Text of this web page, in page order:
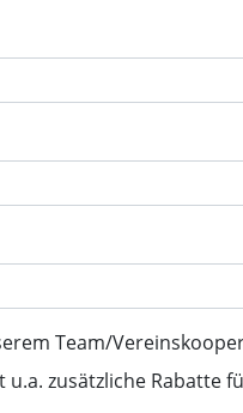
Team/
zusätzliche Rabatte